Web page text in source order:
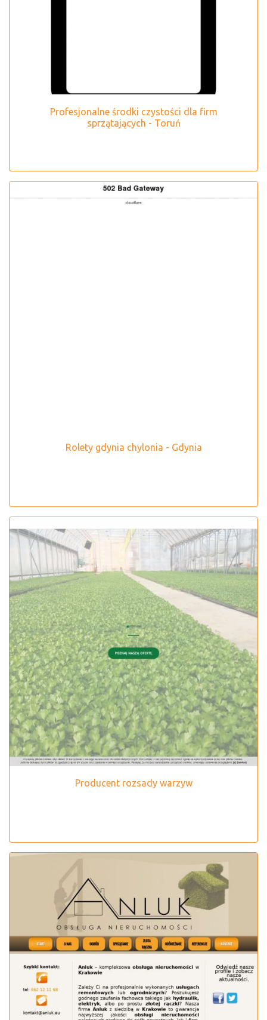
Profesjonalne środki czystości dla firm
sprzątających - Toruń
Rolety gdynia chylonia - Gdynia
Producent rozsady warzyw